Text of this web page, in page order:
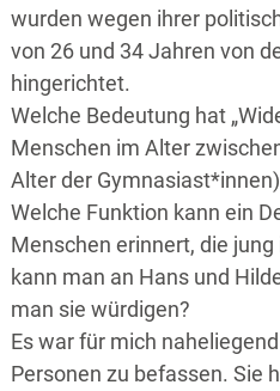
wurden wegen ihrer
von 26 und 34 Jahren von
hingerichtet.
Welche Bedeutung hat
Menschen im Alter
Alter der
Welche Funktion kann ein
Menschen erinnert, die
kann man an Hans und
man sie würdigen?
Es war für mich
Personen zu befassen. Sie